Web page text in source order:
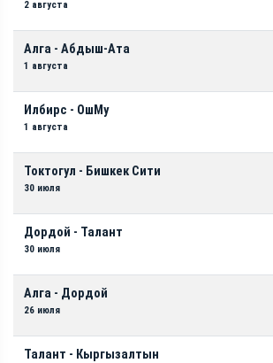
2 августа
Алга - Абдыш-Ата
1 августа
Илбирс - ОшМу
1 августа
Токтогул - Бишкек Сити
30 июля
Дордой - Талант
30 июля
Алга - Дордой
26 июля
Талант - Кыргызалтын